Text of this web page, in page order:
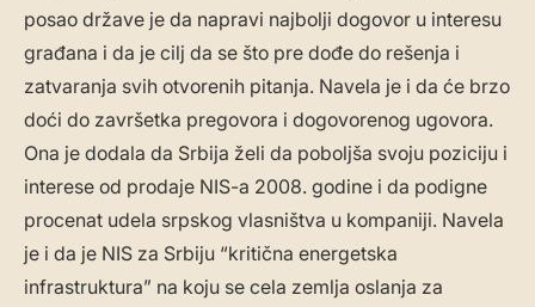
posao države je da napravi najbolji dogovor u interesu
građana i da je cilj da se što pre dođe do rešenja i
zatvaranja svih otvorenih pitanja. Navela je i da će brzo
doći do završetka pregovora i dogovorenog ugovora.
Ona je dodala da Srbija želi da poboljša svoju poziciju i
interese od prodaje NIS-a 2008. godine i da podigne
procenat udela srpskog vlasništva u kompaniji. Navela
je i da je NIS za Srbiju “kritična energetska
infrastruktura” na koju se cela zemlja oslanja za